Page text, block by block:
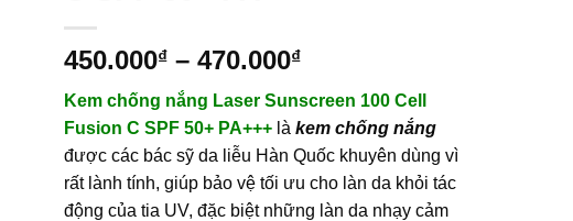
450.000₫ – 470.000₫Khoảng
từ
450.000₫
đến
470.000₫
Kem chống nắng Laser Sunscreen 100 Cell
Fusion C SPF 50+ PA+++ là kem chống nắng
được các bác sỹ da liễu Hàn Quốc khuyên dùng vì
rất lành tính, giúp bảo vệ tối ưu cho làn da khỏi tác
động của tia UV, đặc biệt những làn da nhạy cảm